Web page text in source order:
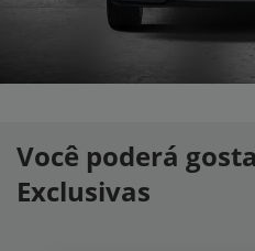
Você poderá
Exclusivas